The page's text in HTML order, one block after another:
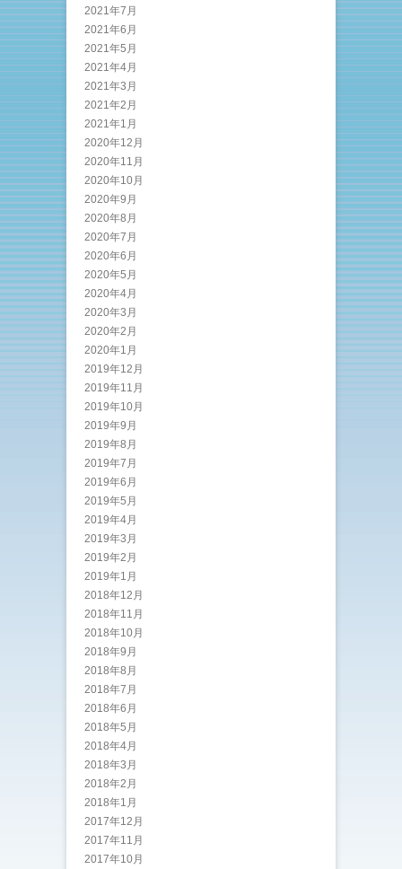
2021年7月
2021年6月
2021年5月
2021年4月
2021年3月
2021年2月
2021年1月
2020年12月
2020年11月
2020年10月
2020年9月
2020年8月
2020年7月
2020年6月
2020年5月
2020年4月
2020年3月
2020年2月
2020年1月
2019年12月
2019年11月
2019年10月
2019年9月
2019年8月
2019年7月
2019年6月
2019年5月
2019年4月
2019年3月
2019年2月
2019年1月
2018年12月
2018年11月
2018年10月
2018年9月
2018年8月
2018年7月
2018年6月
2018年5月
2018年4月
2018年3月
2018年2月
2018年1月
2017年12月
2017年11月
2017年10月